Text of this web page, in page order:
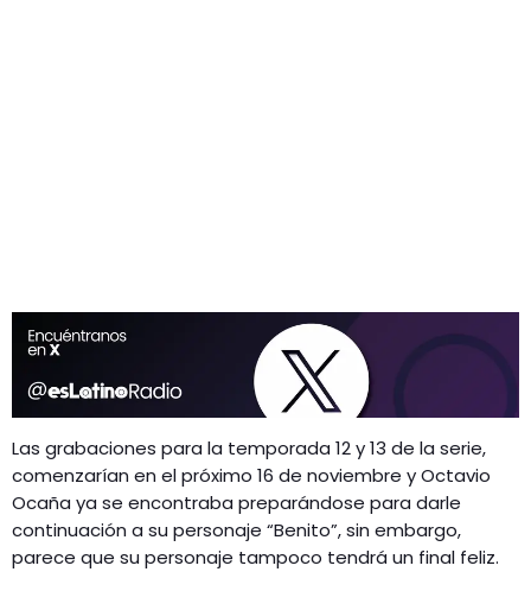
Las grabaciones para la temporada 12 y 13 de la serie,
comenzarían en el próximo 16 de noviembre y Octavio
Ocaña ya se encontraba preparándose para darle
continuación a su personaje “Benito”, sin embargo,
parece que su personaje tampoco tendrá un final feliz.